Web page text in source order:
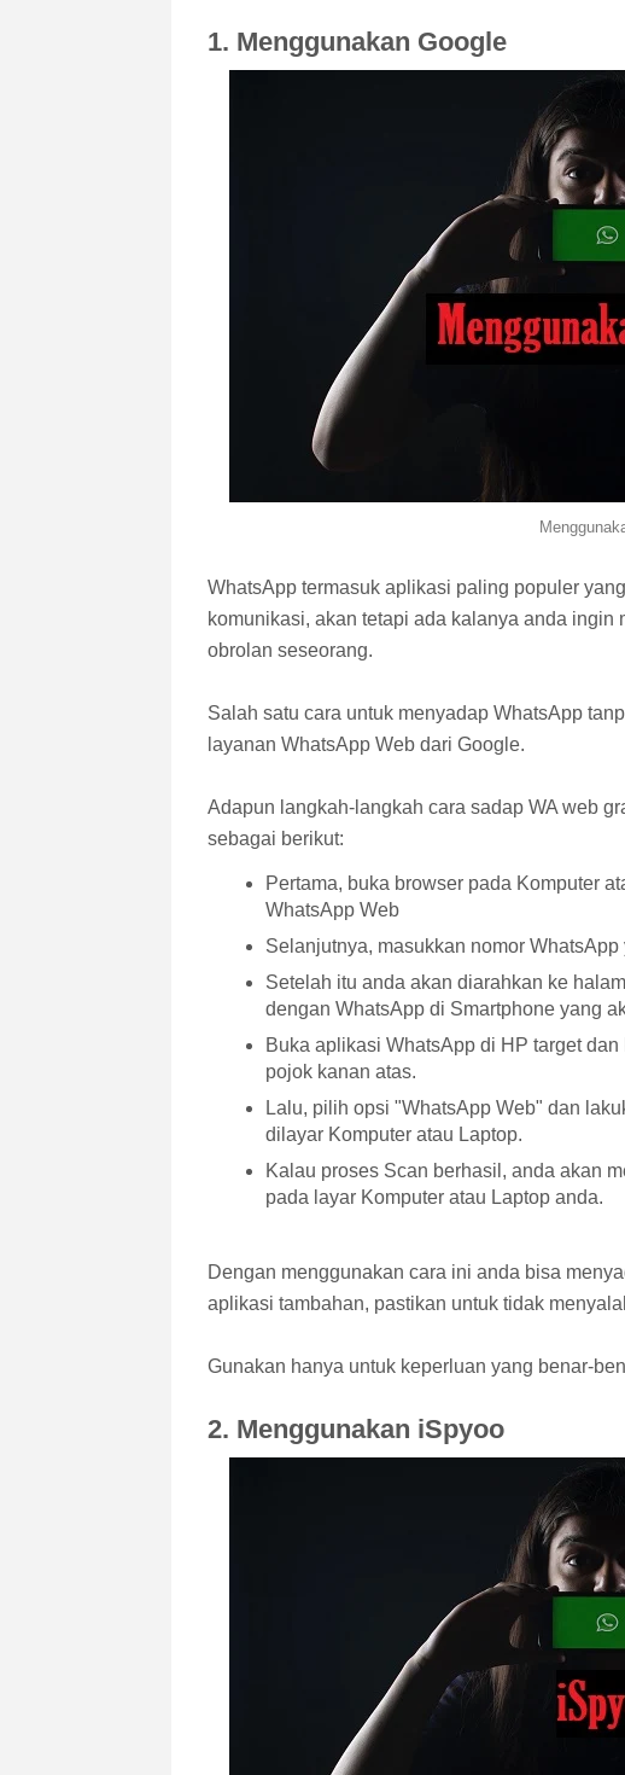
1. Menggunakan Google
WhatsApp termasuk aplikasi paling populer
komunikasi, akan tetapi ada kalanya anda
obrolan seseorang.
Salah satu cara untuk menyadap WhatsApp
layanan WhatsApp Web dari Google.
Adapun langkah-langkah cara sadap WA web
sebagai berikut:
Pertama, buka browser pada Komputer
WhatsApp Web
Selanjutnya, masukkan nomor
Setelah itu anda akan diarahkan ke
dengan WhatsApp di Smartphone yang
Buka aplikasi WhatsApp di HP target
pojok kanan atas.
Lalu, pilih opsi "WhatsApp Web" dan
dilayar Komputer atau Laptop.
Kalau proses Scan berhasil, anda akan
pada layar Komputer atau Laptop anda.
Dengan menggunakan cara ini anda bisa
aplikasi tambahan, pastikan untuk tidak
Gunakan hanya untuk keperluan yang benar-
2. Menggunakan iSpyoo